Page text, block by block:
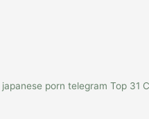
japanese porn telegram Top 31